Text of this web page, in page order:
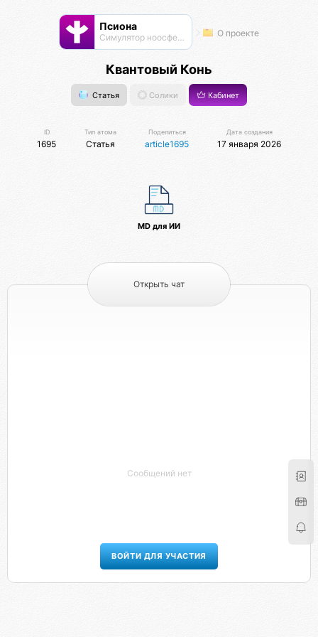
Псиона
Cимулятор ноосферы О проекте
Квантовый Конь
Статья Солики Кабинет
ID
1695
Тип атома
Статья
Поделиться
article1695
Дата создания
17 января 2026
MD для ИИ
Открыть чат
Сообщений нет
ВОЙТИ ДЛЯ УЧАСТИЯ